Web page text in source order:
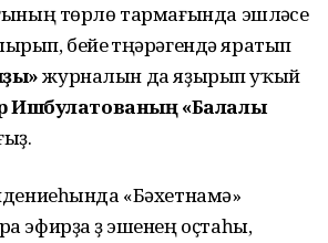
төрлө тармағында эшләүсе
бейеү түңәрәгендә яратып
журналын да яҙырып уҡый
Ишбулатованың «Балалыҡ
«Бәхетнамә»
үҙ эшенең оҫтаһы,